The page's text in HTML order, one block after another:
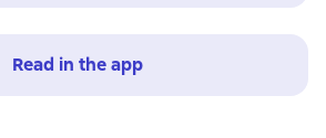
Read in the app